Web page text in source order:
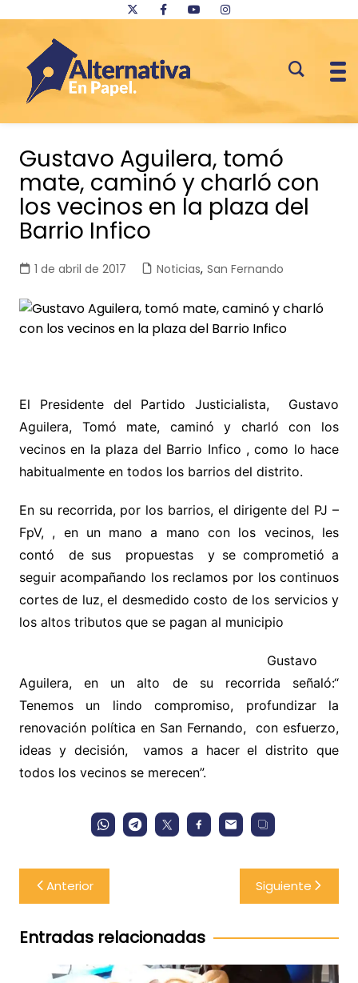
contenido
Gustavo Aguilera, tomó
mate, caminó y charló con
los vecinos en la plaza del
Barrio Infico
1 de abril de 2017 Noticias, San Fernando
El Presidente del Partido Justicialista, Gustavo
Aguilera, Tomó mate, caminó y charló con los
vecinos en la plaza del Barrio Infico , como lo hace
habitualmente en todos los barrios del distrito.
En su recorrida, por los barrios, el dirigente del PJ –
FpV, , en un mano a mano con los vecinos, les
contó de sus propuestas y se comprometió a
seguir acompañando los reclamos por los continuos
cortes de luz, el desmedido costo de los servicios y
los altos tributos que se pagan al municipio
Gustavo
Aguilera, en un alto de su recorrida señaló:“
Tenemos un lindo compromiso, profundizar la
renovación política en San Fernando, con esfuerzo,
ideas y decisión, vamos a hacer el distrito que
todos los vecinos se merecen”.
Navegación
de
entradas
Anterior Siguiente
Entradas relacionadas